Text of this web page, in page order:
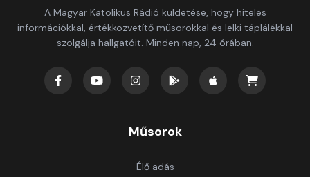
A Magyar Katolikus Rádió küldetése, hogy hiteles
információkkal, értékközvetítő műsorokkal és lelki táplálékkal
szolgálja hallgatóit. Minden nap, 24 órában.
Műsorok
Élő adás